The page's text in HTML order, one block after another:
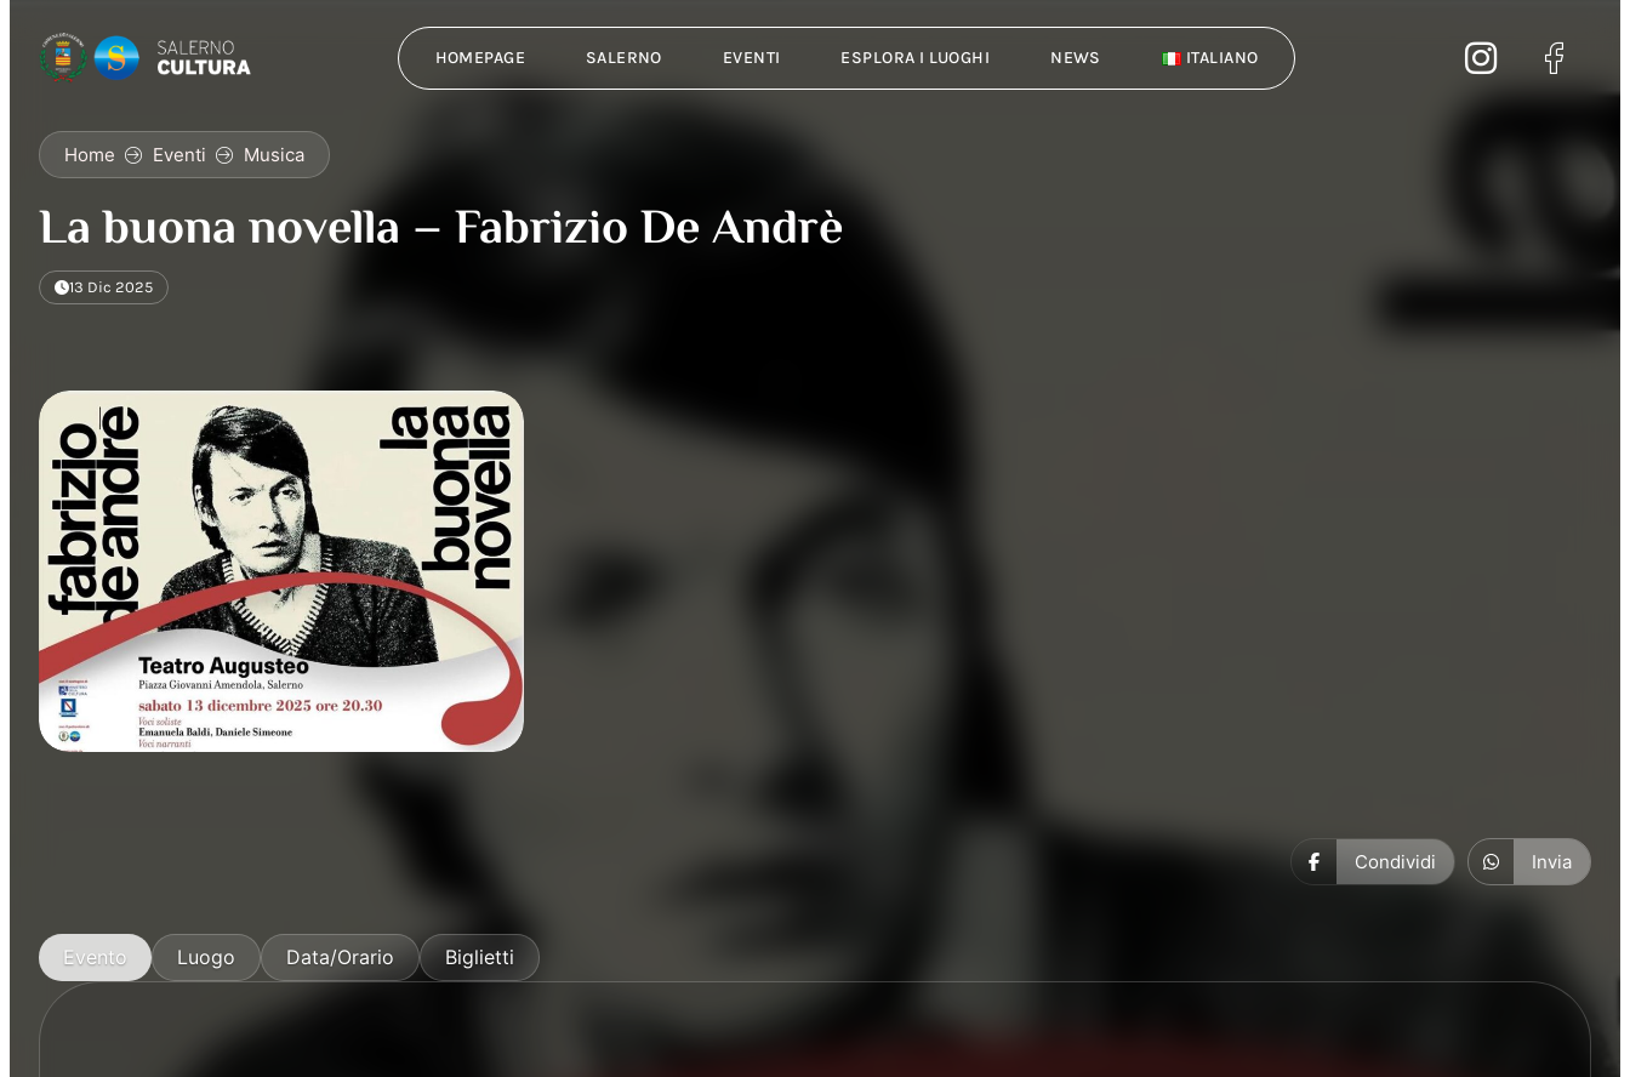
HOMEPAGE SALERNO EVENTI ESPLORA I LUOGHI NEWS ITALIANO
Home Eventi Musica
La buona novella – Fabrizio De Andrè
13 Dic 2025
Condividi Invia
Evento Luogo Data/Orario Biglietti